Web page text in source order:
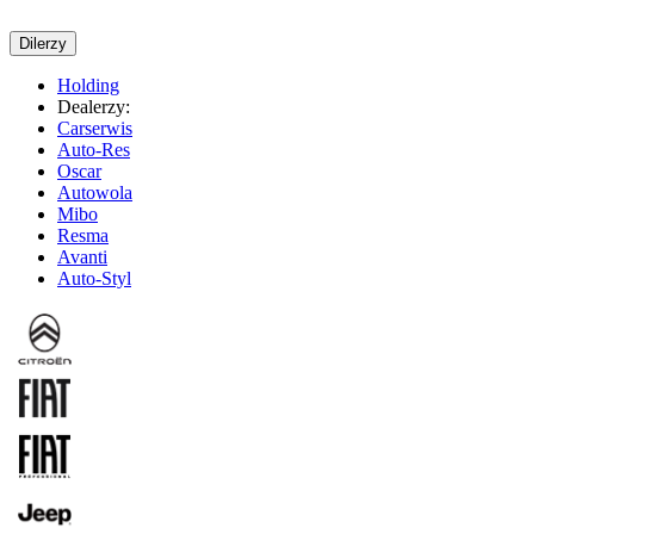
Dilerzy
Holding
Dealerzy:
Carserwis
Auto-Res
Oscar
Autowola
Mibo
Resma
Avanti
Auto-Styl